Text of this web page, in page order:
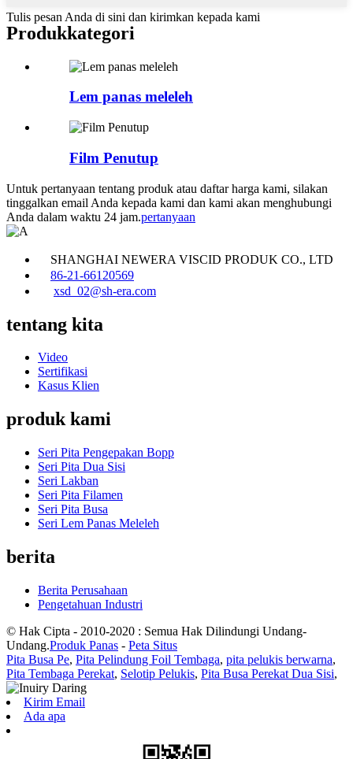
Tulis pesan Anda di sini dan kirimkan kepada kami
Produkkategori
Lem panas meleleh
Film Penutup
Untuk pertanyaan tentang produk atau daftar harga kami, silakan
tinggalkan email Anda kepada kami dan kami akan menghubungi
Anda dalam waktu 24 jam.pertanyaan
SHANGHAI NEWERA VISCID PRODUK CO., LTD
86-21-66120569
xsd_02@sh-era.com
tentang kita
Video
Sertifikasi
Kasus Klien
produk kami
Seri Pita Pengepakan Bopp
Seri Pita Dua Sisi
Seri Lakban
Seri Pita Filamen
Seri Pita Busa
Seri Lem Panas Meleleh
berita
Berita Perusahaan
Pengetahuan Industri
© Hak Cipta - 2010-2020 : Semua Hak Dilindungi Undang-
Undang.Produk Panas - Peta Situs
Pita Busa Pe, Pita Pelindung Foil Tembaga, pita pelukis berwarna,
Pita Tembaga Perekat, Selotip Pelukis, Pita Busa Perekat Dua Sisi,
Kirim Email
Ada apa